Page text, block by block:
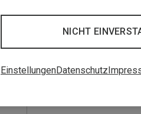
NICHT
EinstellungenDatenschutz